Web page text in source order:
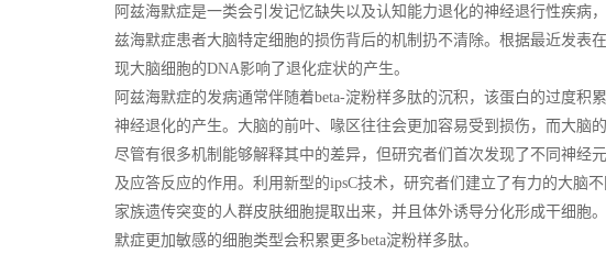
阿兹海默症是一类会引发记忆缺失以及认知能力退化的神经退行性疾病
兹海默症患者大脑特定细胞的损伤背后的机制扔不清除。根据最近发表
现大脑细胞的DNA影响了退化症状的产生。
阿兹海默症的发病通常伴随着beta-淀粉样多肽的沉积，该蛋白的过度积
神经退化的产生。大脑的前叶、喙区往往会更加容易受到损伤，而大脑
尽管有很多机制能够解释其中的差异，但研究者们首次发现了不同神经
及应答反应的作用。利用新型的ipsC技术，研究者们建立了有力的大脑
家族遗传突变的人群皮肤细胞提取出来，并且体外诱导分化形成干细胞
默症更加敏感的细胞类型会积累更多beta淀粉样多肽。